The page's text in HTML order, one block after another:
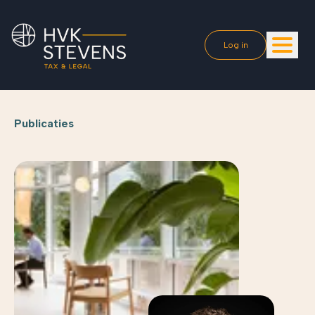
Log in
Publicaties